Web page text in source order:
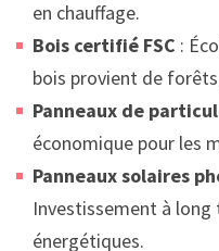
en chauffage.
Bois certifié FSC :
bois provient de
Panneaux de
économique pour les
Panneaux solaires
Investissement à
énergétiques.